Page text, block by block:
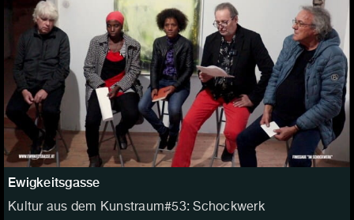
Ewigkeitsgasse
Kultur aus dem Kunstraum#53: Schockwerk